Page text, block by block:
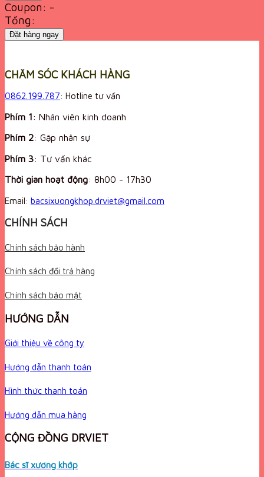
Coupon: -
Tổng:
Đặt hàng ngay
CHĂM SÓC KHÁCH HÀNG
0862.199.787: Hotline tư vấn
Phím 1: Nhân viên kinh doanh
Phím 2: Gặp nhân sự
Phím 3: Tư vấn khác
Thời gian hoạt động: 8h00 - 17h30
Email: bacsixuongkhop.drviet@gmail.com
CHÍNH SÁCH
Chính sách bảo hành
Chính sách đổi trả hàng
Chính sách bảo mật
HƯỚNG DẪN
Giới thiệu về công ty
Hướng dẫn thanh toán
Hình thức thanh toán
Hướng dẫn mua hàng
CỘNG ĐỒNG DRVIET
Bác sĩ xương khớp